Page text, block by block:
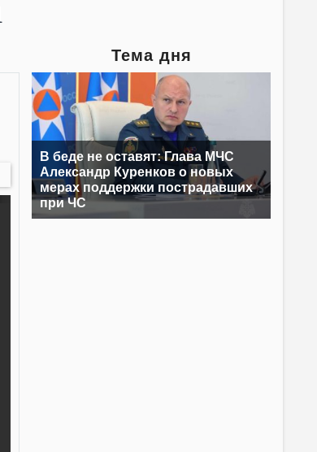
Тема дня
В беде не оставят: Глава МЧС
Александр Куренков о новых
мерах поддержки пострадавших
при ЧС